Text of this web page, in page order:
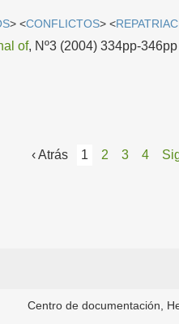
> <CONFLICTOS> <
of, Nº3 (2004) 334pp-
‹ Atrás 1 2 3 4
Centro de documentación,